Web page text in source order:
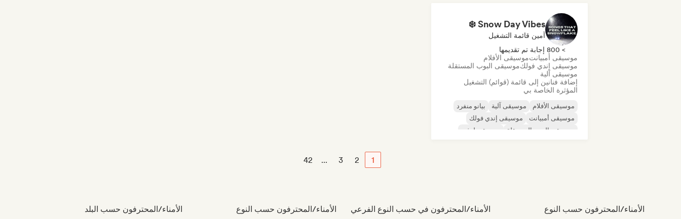
Snow Day Vibes ❄️
أمين قائمة التشغيل
> 800 إجابة تم تقديمها
موسيقى أمبيانتموسيقى الأفلام
موسيقى إندي فولكموسيقى البوب المستقلة
موسيقى آلية
إضافة فنانين إلى قائمة (قوائم) التشغيل
المؤثرة الخاصة بي
موسيقى الأفلام موسيقى آلية
بيانو منفرد
موسيقى أمبيانت
موسيقى إندي فولك
موسيقى البوب المستقلة
موسيقى لوفي
1
2
3
...
42
الأمناء/المحترفون حسب النوع الأمناء/المحترفون في حسب النوع الفرعي الأمناء/المحترفون حسب النوع الأمناء/المحترفون حسب البلد